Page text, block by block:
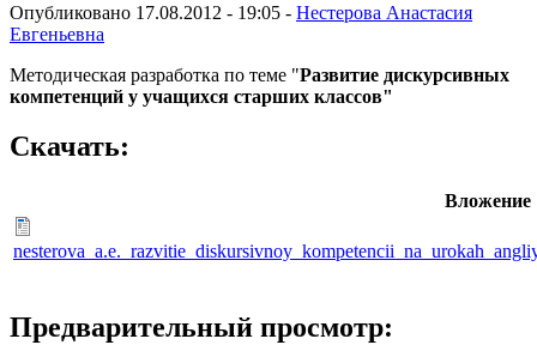
Опубликовано 17.08.2012 - 19:05 - Нестерова Анастасия
Евгеньевна
Методическая разработка по теме "Развитие дискурсивных
компетенций у учащихся старших классов"
Скачать:
Вложение
Предварительный просмотр: